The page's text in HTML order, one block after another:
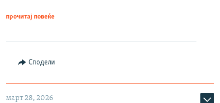
прочитај повеќе
Сподели
март 28, 2026